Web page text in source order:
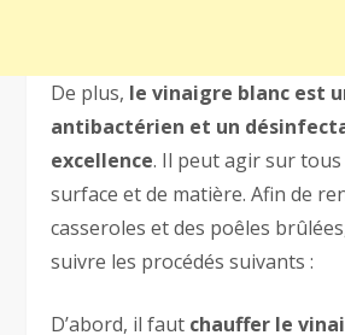
De plus, le vinaigre blanc est
antibactérien et un
excellence. Il peut agir sur tous
surface et de matière. Afin de
casseroles et des poêles
suivre les procédés suivants :
D’abord, il faut chauffer le